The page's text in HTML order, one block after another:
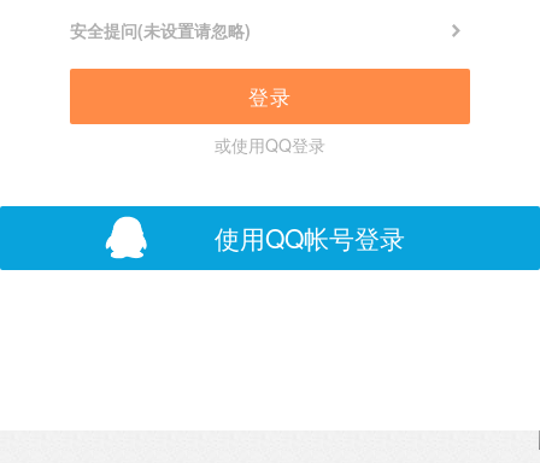
安全提问(未设置请忽略)
登录
或使用QQ登录
使用QQ帐号登录